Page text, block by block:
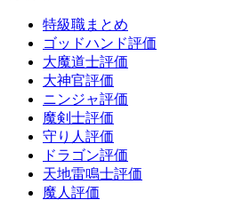
特級職まとめ
ゴッドハンド評価
大魔道士評価
大神官評価
ニンジャ評価
魔剣士評価
守り人評価
ドラゴン評価
天地雷鳴士評価
魔人評価